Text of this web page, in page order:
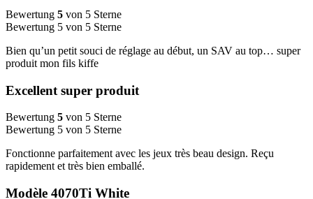
Bewertung 5 von 5 Sterne
Bewertung 5 von 5 Sterne
Bien qu’un petit souci de réglage au début, un SAV au top… super
produit mon fils kiffe
Excellent super produit
Bewertung 5 von 5 Sterne
Bewertung 5 von 5 Sterne
Fonctionne parfaitement avec les jeux très beau design. Reçu
rapidement et très bien emballé.
Modèle 4070Ti White